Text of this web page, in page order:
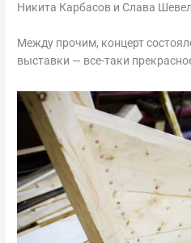
Никита Карбасов и Слава
Между прочим, концерт
выставки — все-таки